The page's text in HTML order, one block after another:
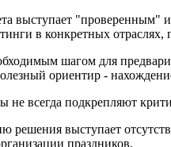
выступает
в конкретных
шагом для
ориентир -
всегда подкрепляют
решения выступает
праздников.